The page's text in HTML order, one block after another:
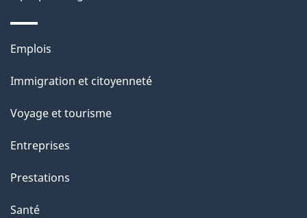
e
l
a
p
a
g
e
Thèmes
sujets
Emplois
Immigration et citoyenneté
Voyage et tourisme
Entreprises
Prestations
Santé